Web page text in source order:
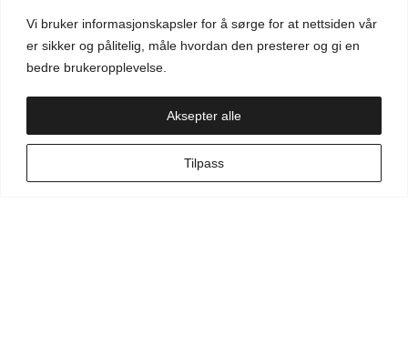
Vi bruker informasjonskapsler for å sørge for at nettsiden vår
er sikker og pålitelig, måle hvordan den presterer og gi en
bedre brukeropplevelse.
Tilpass
Aksepter alle
Aktuelt
Handlekurv
NO